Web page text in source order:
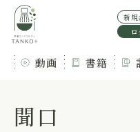
新規
ロ
動画 書籍
聞口